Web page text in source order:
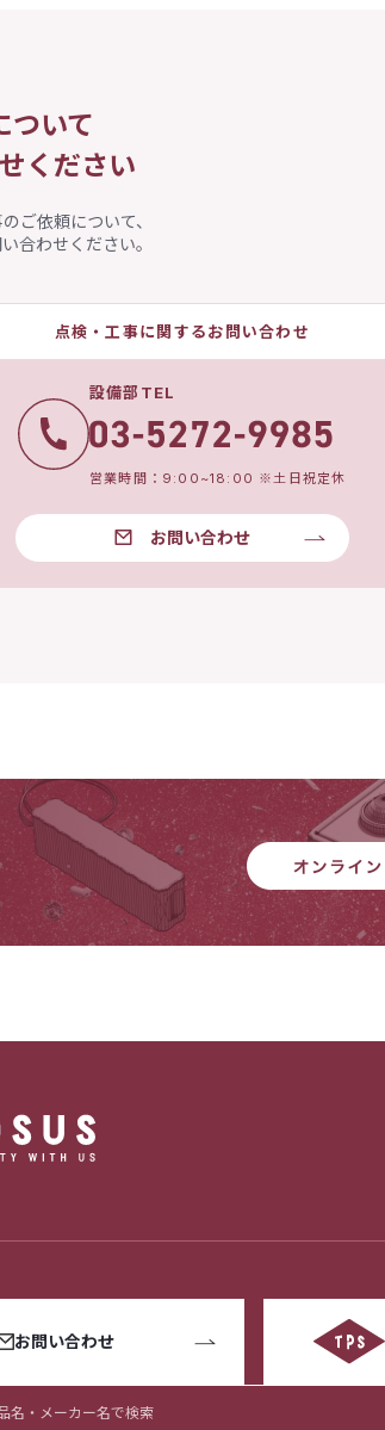
ついて
ください
ご依頼について、
合わせください。
点検・工事に関するお問い合わせ
設備部TEL
営業時間：9:00~18:00 ※土日祝定休
お問い合わせ
お問い合わせ